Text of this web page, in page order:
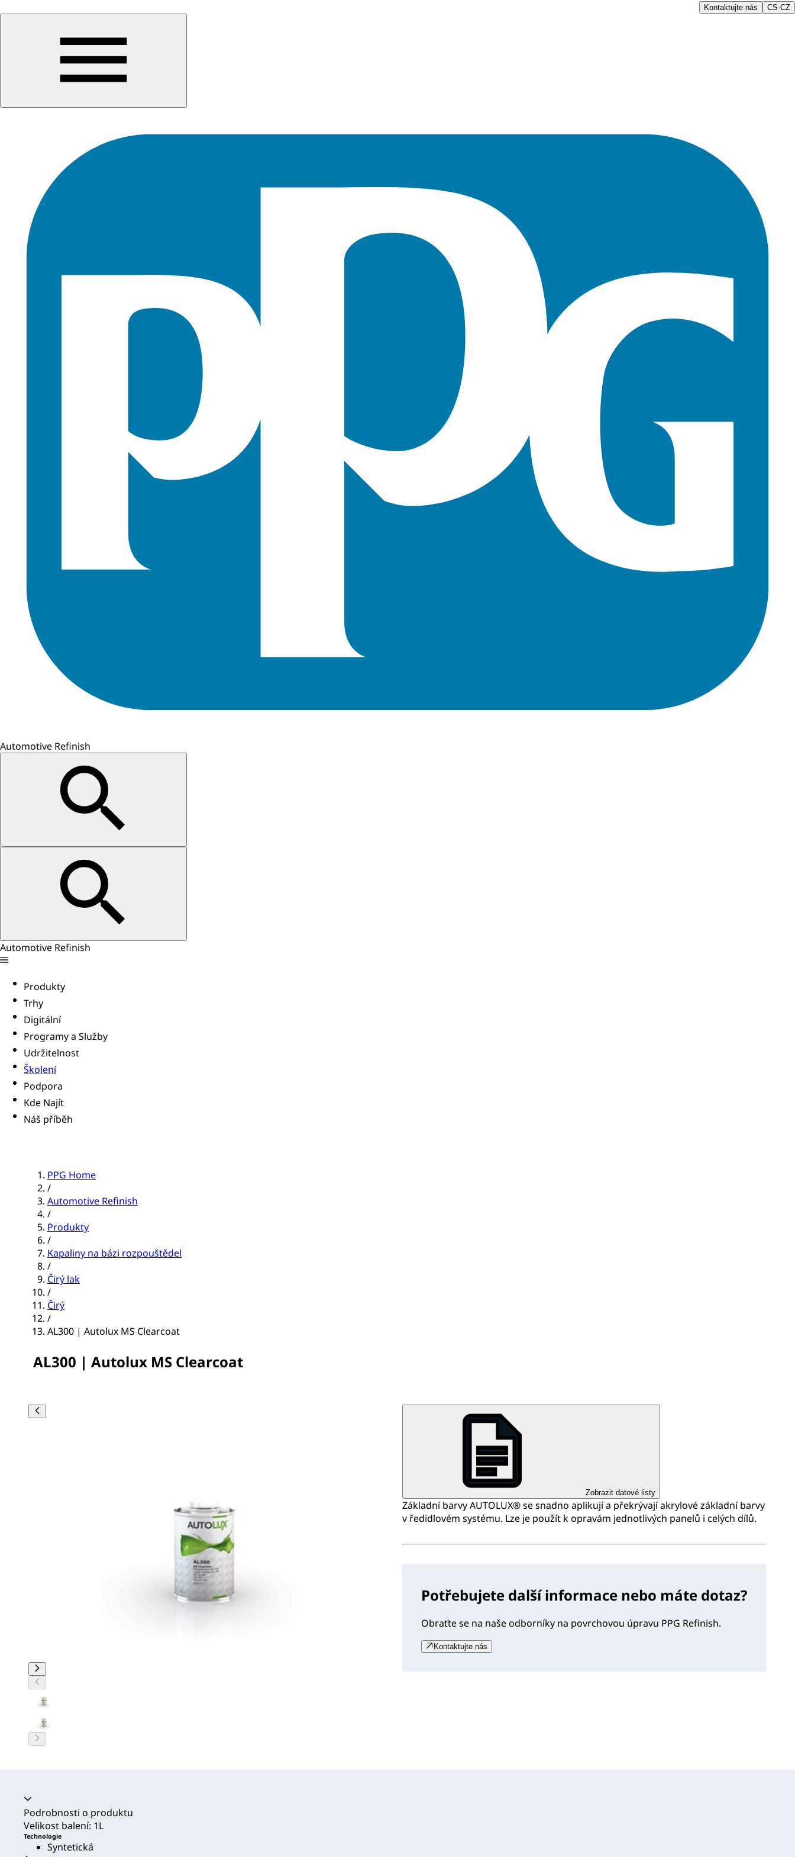
Kontaktujte nás CS-CZ
Automotive Refinish
Automotive Refinish
Produkty
Trhy
Digitální
Programy a Služby
Udržitelnost
Školení
Podpora
Kde Najít
Náš příběh
PPG Home
/
Automotive Refinish
/
Produkty
/
Kapaliny na bázi rozpouštědel
/
Čirý lak
/
Čirý
/
AL300 | Autolux MS Clearcoat
AL300 | Autolux MS Clearcoat
Zobrazit datové listy
Základní barvy AUTOLUX® se snadno aplikují a překrývají akrylové základní barvy
v ředidlovém systému. Lze je použít k opravám jednotlivých panelů i celých dílů.
Potřebujete další informace nebo máte dotaz?
Obraťte se na naše odborníky na povrchovou úpravu PPG Refinish.
Kontaktujte nás
Akordeon se zhroutil
Podrobnosti o produktu
Velikost balení: 1L
Technologie
Syntetická